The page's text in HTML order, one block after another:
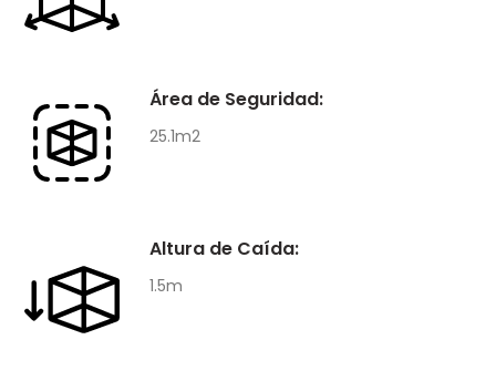
Área de Seguridad:
25.1m2
Altura de Caída:
1.5m